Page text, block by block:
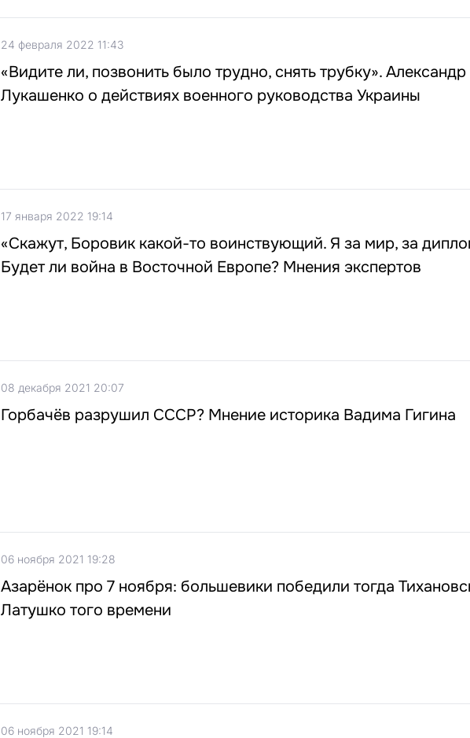
24 февраля 2022 11:43
«Видите ли, позвонить было трудно, снять трубку». Александр
Лукашенко о действиях военного руководства Украины
17 января 2022 19:14
«Скажут, Боровик какой-то воинствующий. Я за мир, за
Будет ли война в Восточной Европе? Мнения экспертов
08 декабря 2021 20:07
Горбачёв разрушил СССР? Мнение историка Вадима Гигина
06 ноября 2021 19:28
Азарёнок про 7 ноября: большевики победили тогда
Латушко того времени
06 ноября 2021 19:14